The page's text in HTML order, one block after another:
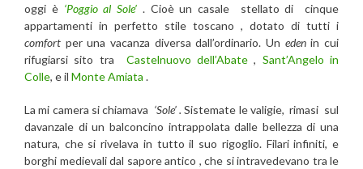
oggi è ‘Poggio al Sole’ . Cioè un casale stellato di cinque
appartamenti in perfetto stile toscano , dotato di tutti i
comfort per una vacanza diversa dall’ordinario. Un edenin cui
rifugiarsi sito tra Castelnuovo dell’Abate, Sant’Angelo in
Colle, e il Monte Amiata .
La mi camera si chiamava ‘Sole’ .Sistemate le valigie, rimasi sul
davanzale di un balconcino intrappolata dalle bellezza di una
natura, che si rivelava in tutto il suo rigoglio. Filari infiniti, e
borghi medievali dal sapore antico , che si intravedevano tra le